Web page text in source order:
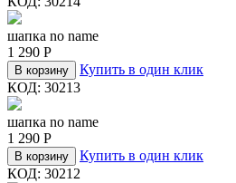
шапка no name
1 290 Р
В корзину
Купить в один клик
КОД: 30213
шапка no name
1 290 Р
В корзину
Купить в один клик
КОД: 30212